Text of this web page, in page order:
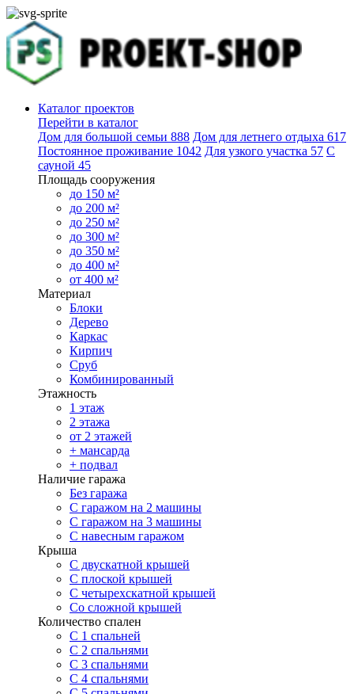
Каталог проектов
Перейти в каталог
Дом для большой семьи 888 Дом для летнего отдыха 617
Постоянное проживание 1042 Для узкого участка 57 С
сауной 45
Площадь сооружения
до 150 м²
до 200 м²
до 250 м²
до 300 м²
до 350 м²
до 400 м²
от 400 м²
Материал
Блоки
Дерево
Каркас
Кирпич
Сруб
Комбинированный
Этажность
1 этаж
2 этажа
от 2 этажей
+ мансарда
+ подвал
Наличие гаража
Без гаража
С гаражом на 2 машины
С гаражом на 3 машины
С навесным гаражом
Крыша
С двускатной крышей
С плоской крышей
С четырехскатной крышей
Со сложной крышей
Количество спален
С 1 спальней
С 2 спальнями
С 3 спальнями
С 4 спальнями